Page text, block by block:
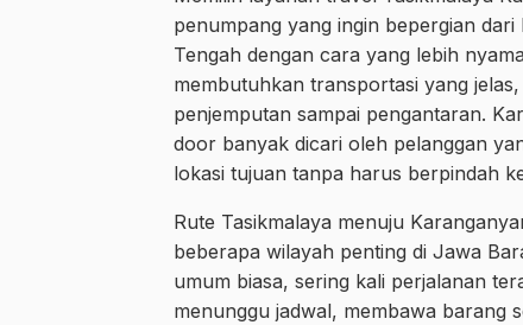
penumpang yang ingin bepergian
Tengah dengan cara yang lebih
membutuhkan transportasi yang
penjemputan sampai pengantaran.
door banyak dicari oleh pelanggan
lokasi tujuan tanpa harus berpindah
Rute Tasikmalaya menuju
beberapa wilayah penting di Jawa
umum biasa, sering kali perjalanan
menunggu jadwal, membawa barang